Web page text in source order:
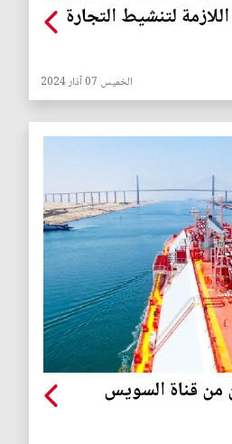
لتنشيط التجارة
الخميس 07 آذار 2024
من قناة السويس